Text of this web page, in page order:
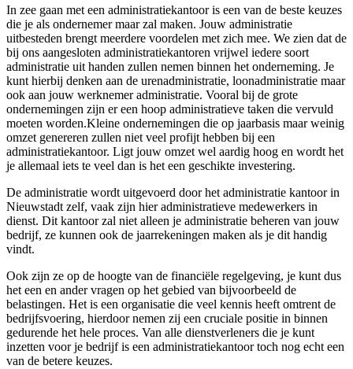
In zee gaan met een administratiekantoor is een van de beste keuzes
die je als ondernemer maar zal maken. Jouw administratie
uitbesteden brengt meerdere voordelen met zich mee. We zien dat de
bij ons aangesloten administratiekantoren vrijwel iedere soort
administratie uit handen zullen nemen binnen het onderneming. Je
kunt hierbij denken aan de urenadministratie, loonadministratie maar
ook aan jouw werknemer administratie. Vooral bij de grote
ondernemingen zijn er een hoop administratieve taken die vervuld
moeten worden.Kleine ondernemingen die op jaarbasis maar weinig
omzet genereren zullen niet veel profijt hebben bij een
administratiekantoor. Ligt jouw omzet wel aardig hoog en wordt het
je allemaal iets te veel dan is het een geschikte investering.
De administratie wordt uitgevoerd door het administratie kantoor in
Nieuwstadt zelf, vaak zijn hier administratieve medewerkers in
dienst. Dit kantoor zal niet alleen je administratie beheren van jouw
bedrijf, ze kunnen ook de jaarrekeningen maken als je dit handig
vindt.
Ook zijn ze op de hoogte van de financiële regelgeving, je kunt dus
het een en ander vragen op het gebied van bijvoorbeeld de
belastingen. Het is een organisatie die veel kennis heeft omtrent de
bedrijfsvoering, hierdoor nemen zij een cruciale positie in binnen
gedurende het hele proces. Van alle dienstverleners die je kunt
inzetten voor je bedrijf is een administratiekantoor toch nog echt een
van de betere keuzes.